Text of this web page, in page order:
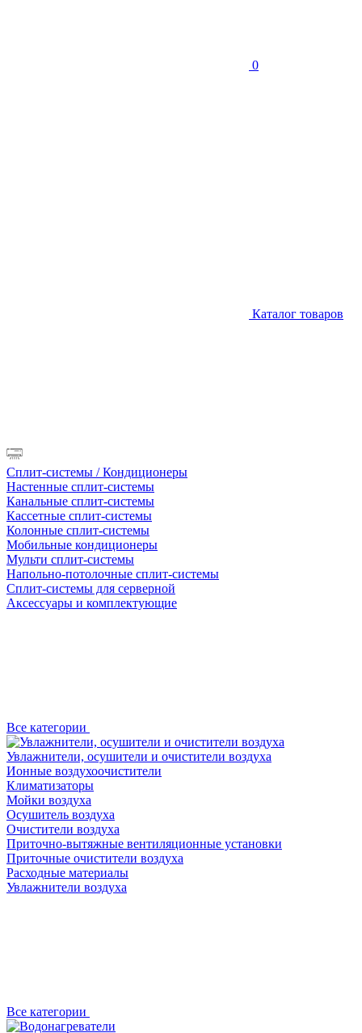
0
Каталог товаров
Сплит-системы / Кондиционеры
Настенные сплит-системы
Канальные сплит-системы
Кассетные сплит-системы
Колонные сплит-системы
Мобильные кондиционеры
Мульти сплит-системы
Напольно-потолочные сплит-системы
Сплит-системы для серверной
Аксессуары и комплектующие
Все категории
Увлажнители, осушители и очистители воздуха
Ионные воздухоочистители
Климатизаторы
Мойки воздуха
Осушитель воздуха
Очистители воздуха
Приточно-вытяжные вентиляционные установки
Приточные очистители воздуха
Расходные материалы
Увлажнители воздуха
Все категории